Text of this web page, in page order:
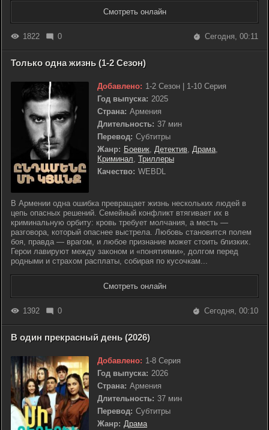
Смотреть онлайн
1822 0 Сегодня, 00:11
Только одна жизнь (1-2 Сезон)
Добавлено: 1-2 Сезон | 1-10 Серия
Год выпуска: 2025
Страна: Армения
Длительность: 37 мин
Перевод: Субтитры
Жанр: Боевик, Детектив, Драма,
Криминал, Триллеры
Качество: WEBDL
В Армении одна ошибка превращает жизнь нескольких людей в
цепь опасных решений. Семейный конфликт втягивает их в
криминальную орбиту: кровь требует молчания, а месть —
разговора, который опаснее выстрела. Любовь становится полем
боя, правда — врагом, и любое признание может стоить близких.
Герои лавируют между законом и «понятиями», долгом перед
родными и страхом расплаты, собирая по кусочкам...
Смотреть онлайн
1392 0 Сегодня, 00:10
В один прекрасный день (2026)
Добавлено: 1-8 Серия
Год выпуска: 2026
Страна: Армения
Длительность: 37 мин
Перевод: Субтитры
Жанр: Драма